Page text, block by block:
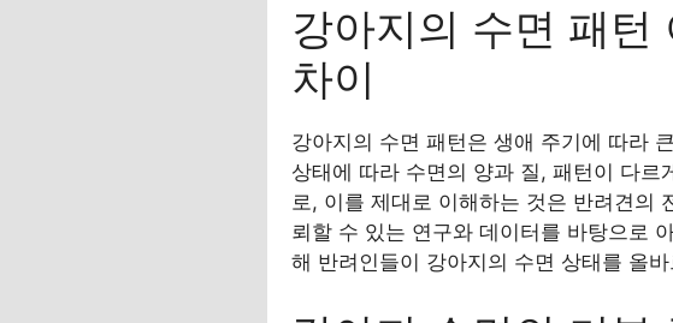
강아지의 수면 패턴
차이
강아지의 수면 패턴은 생애 주기에 따라
상태에 따라 수면의 양과 질, 패턴이 다르
로, 이를 제대로 이해하는 것은 반려견의
뢰할 수 있는 연구와 데이터를 바탕으로
해 반려인들이 강아지의 수면 상태를 올